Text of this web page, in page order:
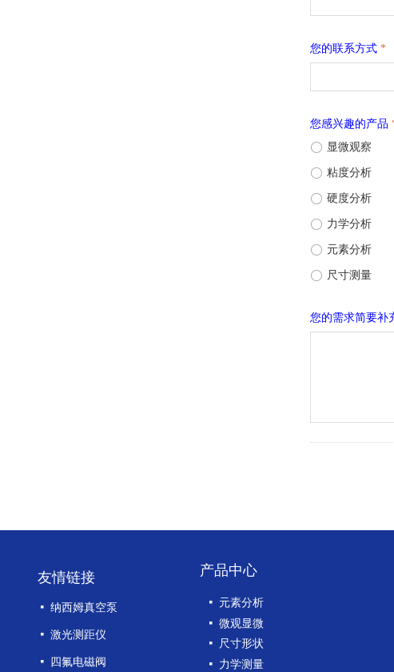
您的联系方式 *
您感兴趣的产品
ꀐ 显微观察
ꀐ 粘度分析
ꀐ 硬度分析
ꀐ 力学分析
ꀐ 元素分析
ꀐ 尺寸测量
您的需求简要补
友情链接
넷 元素分析
넷 微观显微
넷 尺寸形状
넷 力学测量
产品中心
넷 纳西姆真空泵
넷 激光测距仪
넷 四氟电磁阀